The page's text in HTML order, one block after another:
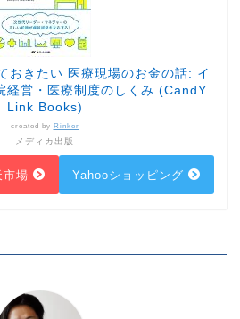
おきたい 医療現場のお金の話: イ
経営・医療制度のしくみ (CandY
Link Books)
created by Rinker
メディカ出版
市場 Yahooショッピング